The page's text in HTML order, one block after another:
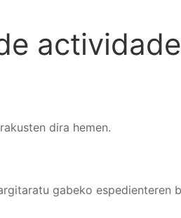
dira hemen.
gabeko espedienteren